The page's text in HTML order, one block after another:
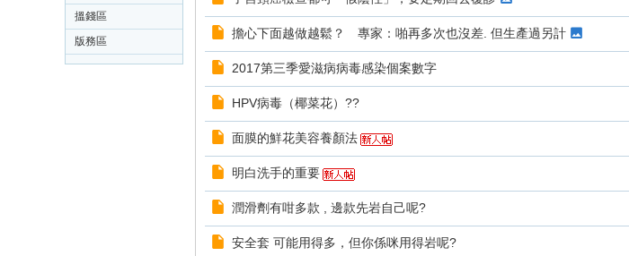
搵錢區
版務區
擔心下面越做越鬆？ 專家：啪再多次也沒差. 但生產過另計
2017第三季愛滋病病毒感染個案數字
HPV病毒（椰菜花）??
面膜的鮮花美容養顏法
明白洗手的重要
潤滑劑有咁多款 , 邊款先岩自己呢?
安全套 可能用得多，但你係咪用得岩呢?